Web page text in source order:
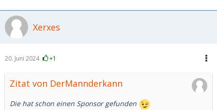
Xerxes
20. Juni 2024 +1
Zitat von DerMannderkann
Die hat schon einen Sponsor gefunden